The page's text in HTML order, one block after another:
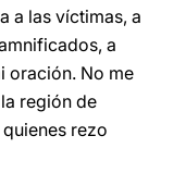
a las víctimas, a
a
oración. No me
región de
rezo